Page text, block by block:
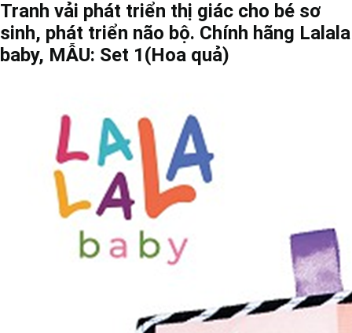
Tranh vải phát triển thị giác cho bé sơ
sinh, phát triển não bộ. Chính hãng Lalala
baby, MẪU: Set 1(Hoa quả)